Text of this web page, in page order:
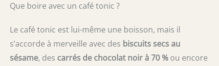
Que boire avec un café tonic ?
Le café tonic est lui-même une boisson, mais il
s’accorde à merveille avec des biscuits secs au
sésame, des carrés de chocolat noir à 70 % ou encore